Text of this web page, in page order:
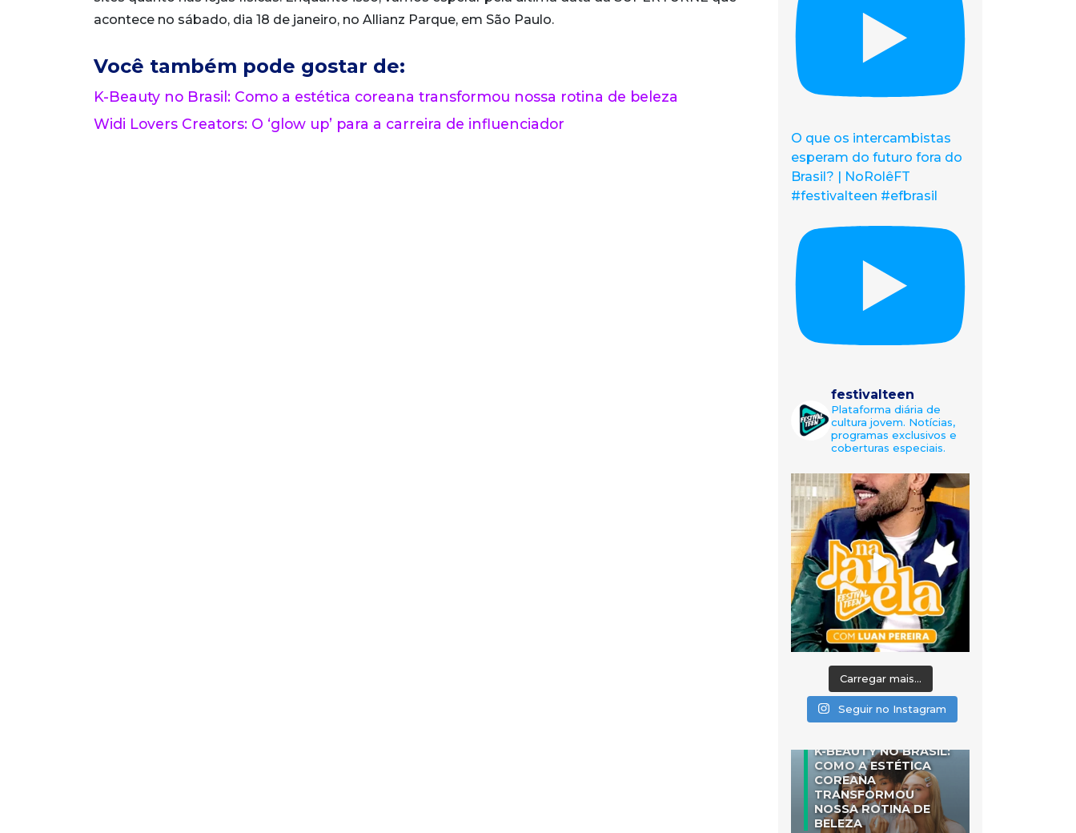
acontece no sábado, dia 18 de janeiro, no Allianz Parque, em São Paulo.
Você também pode gostar de:
K-Beauty no Brasil: Como a estética coreana transformou nossa rotina de beleza
Widi Lovers Creators: O ‘glow up’ para a carreira de influenciador
O que os intercambistas
esperam do futuro fora do
Brasil? | NoRolêFT
#festivalteen #efbrasil
festivalteen
Plataforma diária de
cultura jovem. Notícias,
programas exclusivos e
coberturas especiais.
Carregar mais...
Seguir no Instagram
K-BEAUTY NO BRASIL:
COMO A ESTÉTICA
COREANA
TRANSFORMOU
NOSSA ROTINA DE
BELEZA